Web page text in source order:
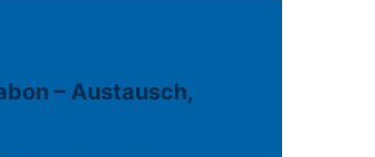
– Austausch,